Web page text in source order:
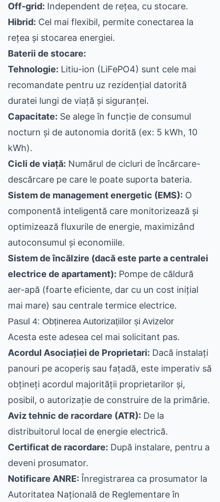
Off-grid: Independent de rețea, cu stocare.
Hibrid: Cel mai flexibil, permite conectarea la
rețea și stocarea energiei.
Baterii de stocare:
Tehnologie: Litiu-ion (LiFePO4) sunt cele mai
recomandate pentru uz rezidențial datorită
duratei lungi de viață și siguranței.
Capacitate: Se alege în funcție de consumul
nocturn și de autonomia dorită (ex: 5 kWh, 10
kWh).
Cicli de viață: Numărul de cicluri de încărcare-
descărcare pe care le poate suporta bateria.
Sistem de management energetic (EMS): O
componentă inteligentă care monitorizează și
optimizează fluxurile de energie, maximizând
autoconsumul și economiile.
Sistem de încălzire (dacă este parte a centralei
electrice de apartament): Pompe de căldură
aer-apă (foarte eficiente, dar cu un cost inițial
mai mare) sau centrale termice electrice.
Pasul 4: Obținerea Autorizațiilor și Avizelor
Acesta este adesea cel mai solicitant pas.
Acordul Asociației de Proprietari: Dacă instalați
panouri pe acoperiș sau fațadă, este imperativ să
obțineți acordul majorității proprietarilor și,
posibil, o autorizație de construire de la primărie.
Aviz tehnic de racordare (ATR): De la
distribuitorul local de energie electrică.
Certificat de racordare: După instalare, pentru a
deveni prosumator.
Notificare ANRE: Înregistrarea ca prosumator la
Autoritatea Națională de Reglementare în